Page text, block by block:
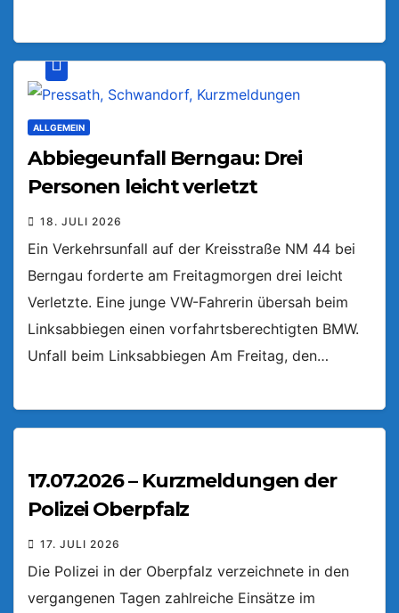
ALLGEMEIN
Abbiegeunfall Berngau: Drei
Personen leicht verletzt
18. JULI 2026
Ein Verkehrsunfall auf der Kreisstraße NM 44 bei
Berngau forderte am Freitagmorgen drei leicht
Verletzte. Eine junge VW-Fahrerin übersah beim
Linksabbiegen einen vorfahrtsberechtigten BMW.
Unfall beim Linksabbiegen Am Freitag, den…
17.07.2026 – Kurzmeldungen der
Polizei Oberpfalz
17. JULI 2026
Die Polizei in der Oberpfalz verzeichnete in den
vergangenen Tagen zahlreiche Einsätze im